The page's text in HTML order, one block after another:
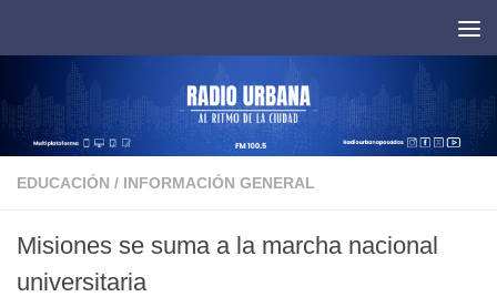
EDUCACIÓN / INFORMACIÓN GENERAL
Misiones se suma a la marcha nacional
universitaria